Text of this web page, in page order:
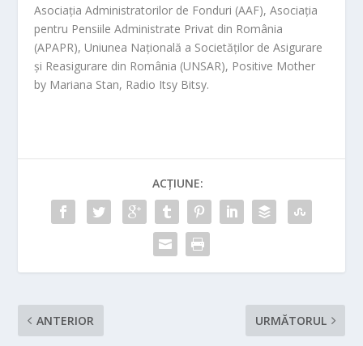
Asociația Administratorilor de Fonduri (AAF), Asociația
pentru Pensiile Administrate Privat din România
(APAPR), Uniunea Națională a Societăților de Asigurare
și Reasigurare din România (UNSAR), Positive Mother
by Mariana Stan, Radio Itsy Bitsy.
ACȚIUNE:
ANTERIOR URMĂTORUL